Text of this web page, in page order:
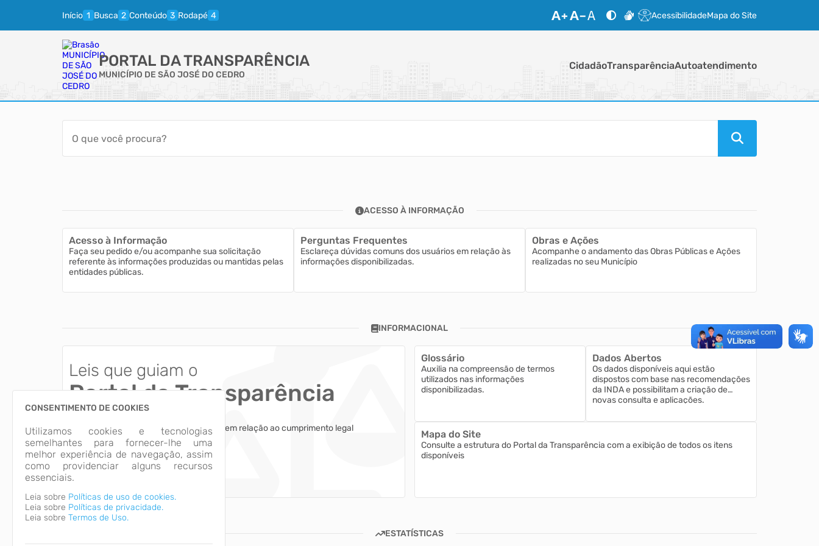
Início Busca Conteúdo Rodapé AcessibilidadeMapa do Site
PORTAL DA TRANSPARÊNCIA
MUNICÍPIO DE SÃO JOSÉ DO CEDRO
CidadãoTransparênciaAutoatendimento
CONSENTIMENTO DE COOKIES
Utilizamos cookies e tecnologias
semelhantes para fornecer-lhe uma
melhor experiência de navegação, assim
como providenciar alguns recursos
essenciais.
Leia sobre Políticas de uso de cookies.
Leia sobre Políticas de privacidade.
Leia sobre Termos de Uso.
ACESSO À INFORMAÇÃO
Acesso à Informação
Faça seu pedido e/ou acompanhe sua solicitação
referente às informações produzidas ou mantidas pelas
entidades públicas.
Perguntas Frequentes
Esclareça dúvidas comuns dos usuários em relação às
informações disponibilizadas.
Obras e Ações
Acompanhe o andamento das Obras Públicas e Ações
realizadas no seu Município
INFORMACIONAL
Leis que guiam o
Portal da Transparência
Esclareça dúvidas comuns dos usuários em relação ao cumprimento legal
das informações apresentadas.
Acessar
Glossário
Auxilia na compreensão de termos
utilizados nas informações
disponibilizadas.
Dados Abertos
Os dados disponíveis aqui estão
dispostos com base nas recomendações
da INDA e possibilitam a criação de
novas consulta e aplicações.
Mapa do Site
Consulte a estrutura do Portal da Transparência com a exibição de todos os itens
disponíveis
ESTATÍSTICAS